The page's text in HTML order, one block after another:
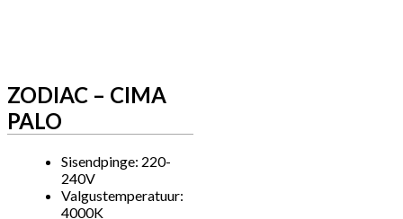
ZODIAC – CIMA
PALO
Sisendpinge: 220-
240V
Valgustemperatuur:
4000K